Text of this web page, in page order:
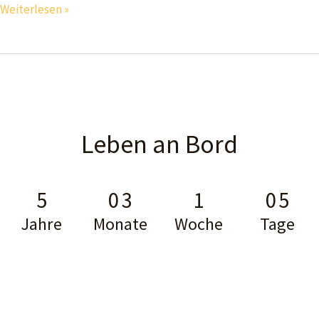
Les
Weiterlesen »
Leben an Bord
5
Jahre
03
Monate
1
Woche
05
Tage